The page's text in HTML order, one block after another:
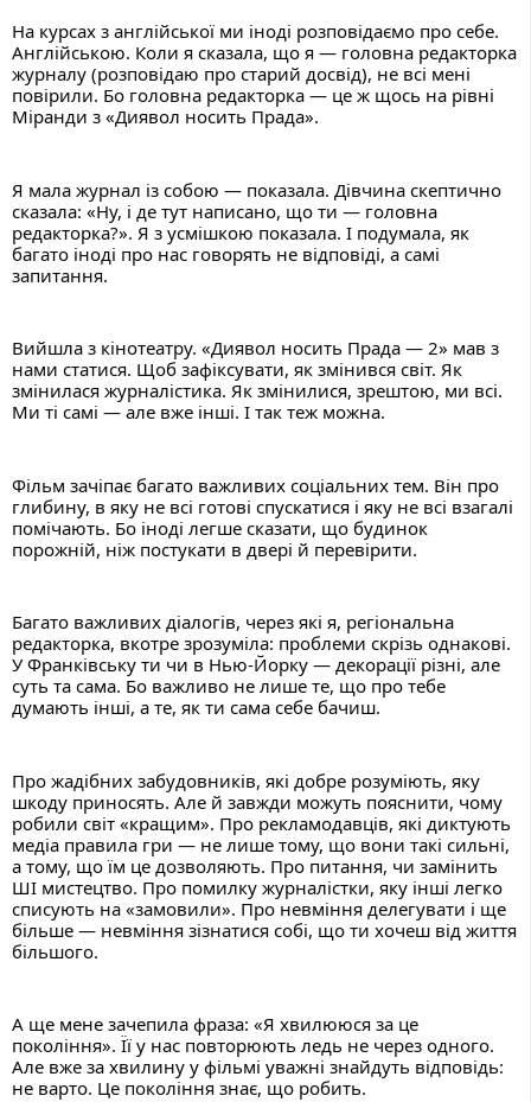
На курсах з англійської ми іноді розповідаємо про себе.
Англійською. Коли я сказала, що я — головна редакторка
журналу (розповідаю про старий досвід), не всі мені
повірили. Бо головна редакторка — це ж щось на рівні
Міранди з «Диявол носить Прада».
Я мала журнал із собою — показала. Дівчина скептично
сказала: «Ну, і де тут написано, що ти — головна
редакторка?». Я з усмішкою показала. І подумала, як
багато іноді про нас говорять не відповіді, а самі
запитання.
Вийшла з кінотеатру. «Диявол носить Прада — 2» мав з
нами статися. Щоб зафіксувати, як змінився світ. Як
змінилася журналістика. Як змінилися, зрештою, ми всі.
Ми ті самі — але вже інші. І так теж можна.
Фільм зачіпає багато важливих соціальних тем. Він про
глибину, в яку не всі готові спускатися і яку не всі взагалі
помічають. Бо іноді легше сказати, що будинок
порожній, ніж постукати в двері й перевірити.
Багато важливих діалогів, через які я, регіональна
редакторка, вкотре зрозуміла: проблеми скрізь однакові.
У Франківську ти чи в Нью-Йорку — декорації різні, але
суть та сама. Бо важливо не лише те, що про тебе
думають інші, а те, як ти сама себе бачиш.
Про жадібних забудовників, які добре розуміють, яку
шкоду приносять. Але й завжди можуть пояснити, чому
робили світ «кращим». Про рекламодавців, які диктують
медіа правила гри — не лише тому, що вони такі сильні,
а тому, що їм це дозволяють. Про питання, чи замінить
ШІ мистецтво. Про помилку журналістки, яку інші легко
списують на «замовили». Про невміння делегувати і ще
більше — невміння зізнатися собі, що ти хочеш від життя
більшого.
А ще мене зачепила фраза: «Я хвилююся за це
покоління». Її у нас повторюють ледь не через одного.
Але вже за хвилину у фільмі уважні знайдуть відповідь:
не варто. Це покоління знає, що робить.